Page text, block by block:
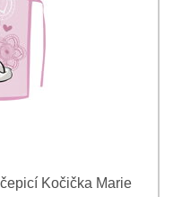
Kočička Marie